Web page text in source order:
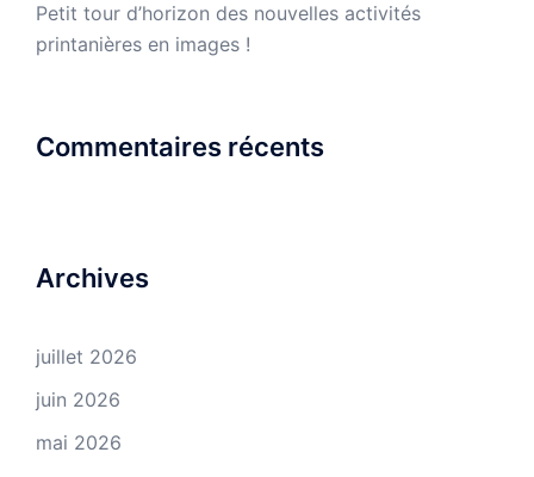
Petit tour d’horizon des nouvelles activités
printanières en images !
Commentaires récents
Archives
juillet 2026
juin 2026
mai 2026